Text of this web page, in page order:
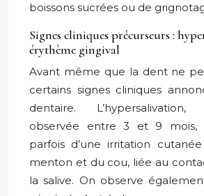
boissons sucrées ou de
Signes cliniques précurseurs :
érythème gingival
Avant même que la dent ne
certains signes cliniques
dentaire. L’hypersalivation,
observée entre 3 et 9 mois,
parfois d’une irritation
menton et du cou, liée au
la salive. On observe